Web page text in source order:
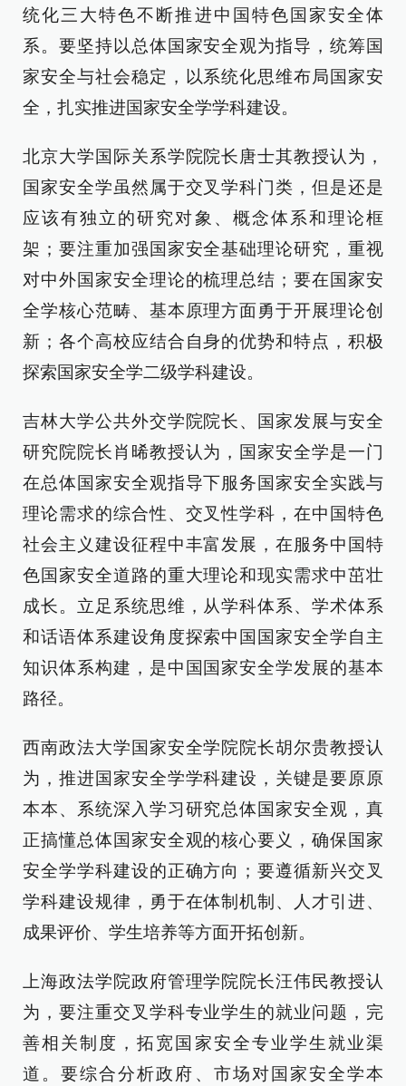
统化三大特色不断推进中国特色国家安全体
系。要坚持以总体国家安全观为指导，统筹国
家安全与社会稳定，以系统化思维布局国家安
全，扎实推进国家安全学学科建设。
北京大学国际关系学院院长唐士其教授认为，
国家安全学虽然属于交叉学科门类，但是还是
应该有独立的研究对象、概念体系和理论框
架；要注重加强国家安全基础理论研究，重视
对中外国家安全理论的梳理总结；要在国家安
全学核心范畴、基本原理方面勇于开展理论创
新；各个高校应结合自身的优势和特点，积极
探索国家安全学二级学科建设。
吉林大学公共外交学院院长、国家发展与安全
研究院院长肖晞教授认为，国家安全学是一门
在总体国家安全观指导下服务国家安全实践与
理论需求的综合性、交叉性学科，在中国特色
社会主义建设征程中丰富发展，在服务中国特
色国家安全道路的重大理论和现实需求中茁壮
成长。立足系统思维，从学科体系、学术体系
和话语体系建设角度探索中国国家安全学自主
知识体系构建，是中国国家安全学发展的基本
路径。
西南政法大学国家安全学院院长胡尔贵教授认
为，推进国家安全学学科建设，关键是要原原
本本、系统深入学习研究总体国家安全观，真
正搞懂总体国家安全观的核心要义，确保国家
安全学学科建设的正确方向；要遵循新兴交叉
学科建设规律，勇于在体制机制、人才引进、
成果评价、学生培养等方面开拓创新。
上海政法学院政府管理学院院长汪伟民教授认
为，要注重交叉学科专业学生的就业问题，完
善相关制度，拓宽国家安全专业学生就业渠
道。要综合分析政府、市场对国家安全学本